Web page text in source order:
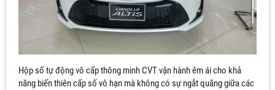
Hộp số tự động vô cấp thông minh CVT vận hành êm ái cho khả
năng biến thiên cấp số vô hạn mà không có sự ngắt quãng giữa các
ĐẶNG KÝ NHẬN BÁO GIÁ